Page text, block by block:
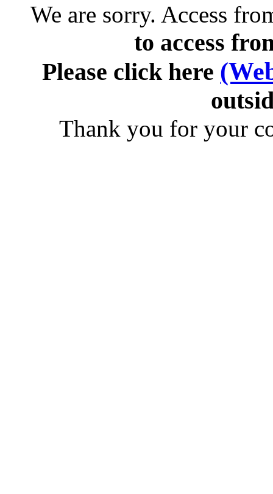
We are sorry. Access
to access
Please click here
Thank you for your